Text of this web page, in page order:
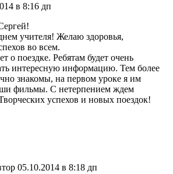
в 8:16 дп
учителя! Желаю здоровья,
во всем.
о поездке. Ребятам будет очень
интересную информацию. Тем более
знакомы, на первом уроке я им
фильмы. С нетерпением ждем
успехов и новых поездок!
05.10.2014 в 8:18 дп